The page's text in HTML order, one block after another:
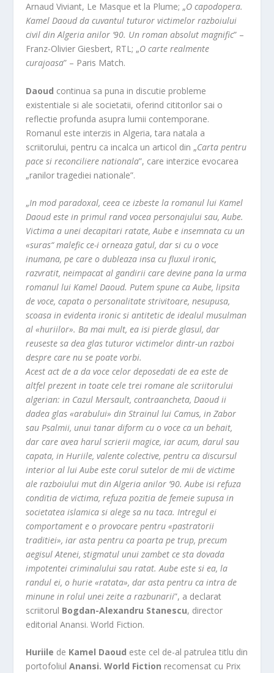
Arnaud Viviant, Le Masque et la Plume; „O capodopera.
Kamel Daoud da cuvantul tuturor victimelor razboiului
civil din Algeria anilor ’90. Un roman absolut magnific” –
Franz-Olivier Giesbert, RTL; „O carte realmente
curajoasa” – Paris Match.
Daoud continua sa puna in discutie probleme
existentiale si ale societatii, oferind cititorilor sai o
reflectie profunda asupra lumii contemporane.
Romanul este interzis in Algeria, tara natala a
scriitorului, pentru ca incalca un articol din „Carta pentru
pace si reconciliere nationala”, care interzice evocarea
„ranilor tragediei nationale”.
„In mod paradoxal, ceea ce izbeste la romanul lui Kamel
Daoud este in primul rand vocea personajului sau, Aube.
Victima a unei decapitari ratate, Aube e insemnata cu un
«suras“ malefic ce-i orneaza gatul, dar si cu o voce
inumana, pe care o dubleaza insa cu fluxul ironic,
razvratit, neimpacat al gandirii care devine pana la urma
romanul lui Kamel Daoud. Putem spune ca Aube, lipsita
de voce, capata o personalitate strivitoare, nesupusa,
scoasa in evidenta ironic si antitetic de idealul musulman
al «huriilor». Ba mai mult, ea isi pierde glasul, dar
reuseste sa dea glas tuturor victimelor dintr-un razboi
despre care nu se poate vorbi.
Acest act de a da voce celor deposedati de ea este de
altfel prezent in toate cele trei romane ale scriitorului
algerian: in Cazul Mersault, contraancheta, Daoud ii
dadea glas «arabului» din Strainul lui Camus, in Zabor
sau Psalmii, unui tanar diform cu o voce ca un behait,
dar care avea harul scrierii magice, iar acum, darul sau
capata, in Huriile, valente colective, pentru ca discursul
interior al lui Aube este corul sutelor de mii de victime
ale razboiului mut din Algeria anilor ’90. Aube isi refuza
conditia de victima, refuza pozitia de femeie supusa in
societatea islamica si alege sa nu taca. Intregul ei
comportament e o provocare pentru «pastratorii
traditiei», iar asta pentru ca poarta pe trup, precum
aegisul Atenei, stigmatul unui zambet ce sta dovada
impotentei criminalului sau ratat. Aube este si ea, la
randul ei, o hurie «ratata», dar asta pentru ca intra de
minune in rolul unei zeite a razbunarii”, a declarat
scriitorul Bogdan-Alexandru Stanescu, director
editorial Anansi. World Fiction.
Huriile de Kamel Daoud este cel de-al patrulea titlu din
portofoliulAnansi. World Fiction recomensat cu Prix